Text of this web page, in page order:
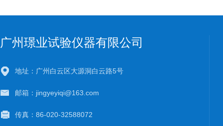
广州璟业试验仪器有限公司
地址：广州白云区大源洞白云路5号
邮箱：jingyeyiqi@163.com
传真：86-020-32588072